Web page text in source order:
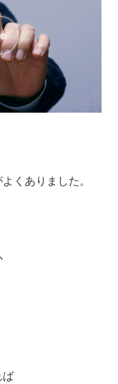
くありました。
ば